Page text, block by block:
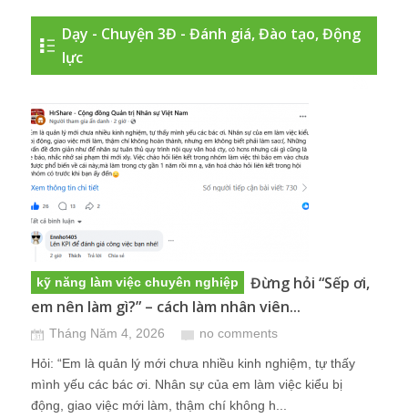
Dạy - Chuyện 3Đ - Đánh giá, Đào tạo, Động
lực
kỹ năng làm việc chuyên nghiệp
Đừng hỏi “Sếp ơi,
em nên làm gì?” – cách làm nhân viên...
Tháng Năm 4, 2026 no comments
Hỏi: “Em là quản lý mới chưa nhiều kinh nghiệm, tự thấy
mình yếu các bác ơi. Nhân sự của em làm việc kiểu bị
động, giao việc mới làm, thậm chí không h...